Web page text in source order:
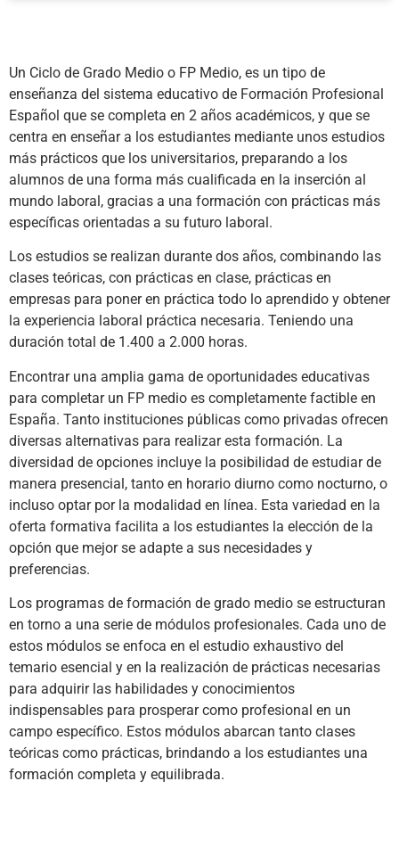
Un Ciclo de Grado Medio o FP Medio, es un tipo de
enseñanza del sistema educativo de Formación Profesional
Español que se completa en 2 años académicos, y que se
centra en enseñar a los estudiantes mediante unos estudios
más prácticos que los universitarios, preparando a los
alumnos de una forma más cualificada en la inserción al
mundo laboral, gracias a una formación con prácticas más
específicas orientadas a su futuro laboral.
Los estudios se realizan durante dos años, combinando las
clases teóricas, con prácticas en clase, prácticas en
empresas para poner en práctica todo lo aprendido y obtener
la experiencia laboral práctica necesaria. Teniendo una
duración total de 1.400 a 2.000 horas.
Encontrar una amplia gama de oportunidades educativas
para completar un FP medio es completamente factible en
España. Tanto instituciones públicas como privadas ofrecen
diversas alternativas para realizar esta formación. La
diversidad de opciones incluye la posibilidad de estudiar de
manera presencial, tanto en horario diurno como nocturno, o
incluso optar por la modalidad en línea. Esta variedad en la
oferta formativa facilita a los estudiantes la elección de la
opción que mejor se adapte a sus necesidades y
preferencias.
Los programas de formación de grado medio se estructuran
en torno a una serie de módulos profesionales. Cada uno de
estos módulos se enfoca en el estudio exhaustivo del
temario esencial y en la realización de prácticas necesarias
para adquirir las habilidades y conocimientos
indispensables para prosperar como profesional en un
campo específico. Estos módulos abarcan tanto clases
teóricas como prácticas, brindando a los estudiantes una
formación completa y equilibrada.